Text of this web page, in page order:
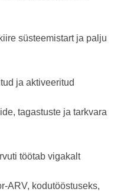
süsteemistart ja palju
ja aktiveeritud
tagastuste ja tarkvara
töötab vigakalt
ARV, kodutööstuseks,